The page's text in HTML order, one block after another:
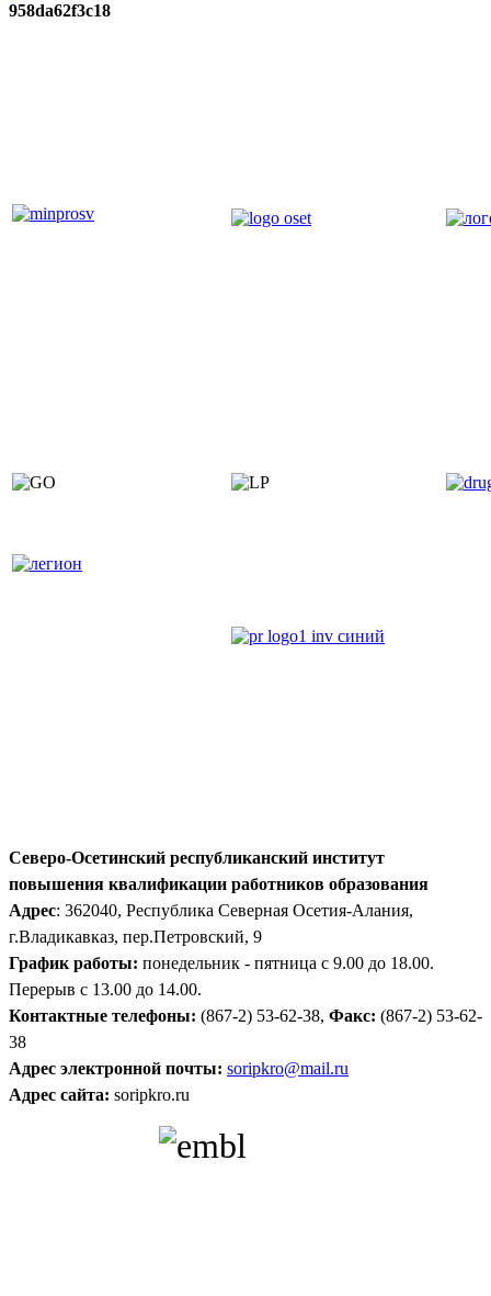
Северо-Осетинский республиканский институт
повышения квалификации работников образования
Адрес: 362040, Республика Северная Осетия-Алания,
г.Владикавказ, пер.Петровский, 9
График работы: понедельник - пятница с 9.00 до 18.00.
Перерыв с 13.00 до 14.00.
Контактные телефоны: (867-2) 53-62-38, Факс: (867-2) 53-62-
38
Адрес электронной почты: soripkro@mail.ru
Адрес сайта: soripkro.ru